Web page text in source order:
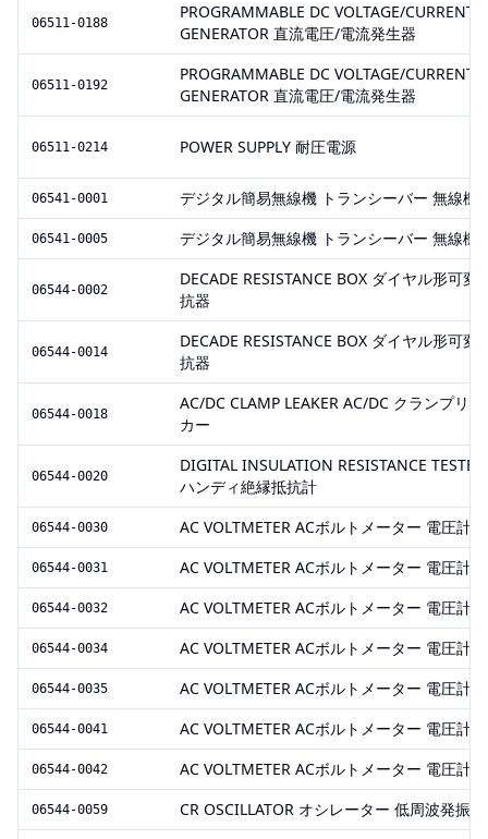
06511-0188
PROGRAMMABLE DC VOLTAGE/CURRENT
GENERATOR 直流電圧/電流発生器
06511-0192
PROGRAMMABLE DC VOLTAGE/CURRENT
GENERATOR 直流電圧/電流発生器
06511-0214 POWER SUPPLY 耐圧電源
06541-0001 デジタル簡易無線機 トランシーバー 無線機
06541-0005 デジタル簡易無線機 トランシーバー 無線機
06544-0002
DECADE RESISTANCE BOX ダイヤル形可変
抗器
06544-0014
DECADE RESISTANCE BOX ダイヤル形可変
抗器
06544-0018
AC/DC CLAMP LEAKER AC/DC クランプリー
カー
06544-0020
DIGITAL INSULATION RESISTANCE TESTER
ハンディ絶縁抵抗計
06544-0030 AC VOLTMETER ACボルトメーター 電圧計
06544-0031 AC VOLTMETER ACボルトメーター 電圧計
06544-0032 AC VOLTMETER ACボルトメーター 電圧計
06544-0034 AC VOLTMETER ACボルトメーター 電圧計
06544-0035 AC VOLTMETER ACボルトメーター 電圧計
06544-0041 AC VOLTMETER ACボルトメーター 電圧計
06544-0042 AC VOLTMETER ACボルトメーター 電圧計
06544-0059 CR OSCILLATOR オシレーター 低周波発振器